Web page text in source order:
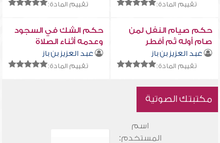
تقييم المادة: تقييم المادة:
حكم صيام النفل لمن
صام أوله ثم أفطر
عبد العزيز بن باز
تقييم المادة:
حكم الشك في السجود
وعدمه أثناء الصلاة
عبد العزيز بن باز
تقييم المادة:
مكتبتك الصوتية
اسم
المستخدم: